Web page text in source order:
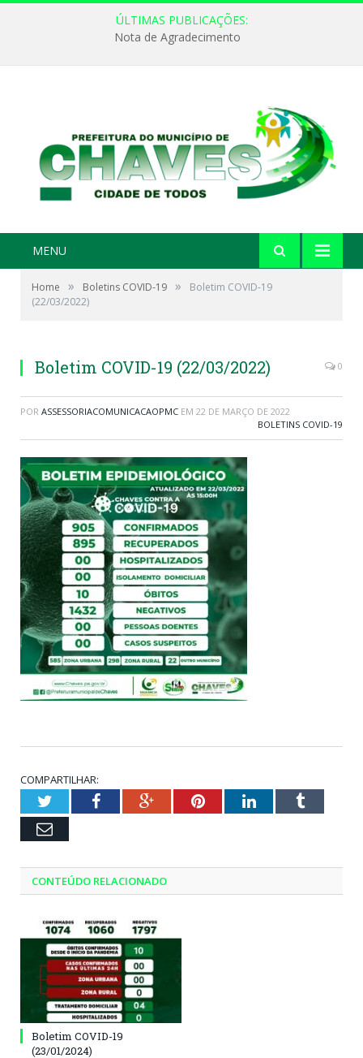
ÚLTIMAS PUBLICAÇÕES:
Nota de Agradecimento
MENU
Home » Boletins COVID-19 »
Boletim COVID-19
(22/03/2022)
Boletim COVID-19 (22/03/2022) 0
POR ASSESSORIACOMUNICACAOPMC EM 22 DE MARÇO DE 2022
BOLETINS COVID-19
COMPARTILHAR:
TwitterFacebookGoogle+PinterestLinkedInTumblr
Email
CONTEÚDO RELACIONADO
Boletim COVID-19
(23/01/2024)